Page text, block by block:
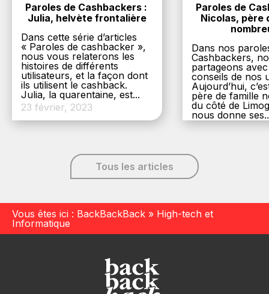
Paroles de Cashbackers :
Julia, helvète frontalière
Dans cette série d’articles
« Paroles de cashbacker »,
nous vous relaterons les
histoires de différents
utilisateurs, et la façon dont
ils utilisent le cashback.
Julia, la quarentaine, est...
23 février, 2023
Paroles de
Nicolas, père
Dans nos
Cashbackers,
partageons
conseils de nos
Aujourd’hui,
père de famille
du côté de
nous donne
6 décembre,
Tous les articles
Vous êtes ici : BackBackBack » High-tech et
Informatique